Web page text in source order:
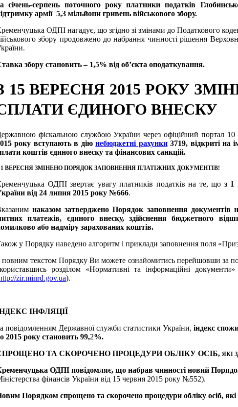
січень-серпень поточного року платники податків
армії 5,3 мільйони гривень військового збору.
ОДПІ нагадує, що згідно зі змінами до Податкового
збору продовжено до набрання чинності рішення
збору становить – 1,5% від об’єкта оподаткування.
15 ВЕРЕСНЯ 2015 РОКУ
ЄДИНОГО ВНЕСКУ
фіскальною службою України через офіційний портал
року вступають в діюнебюджетні рахунки3719, відкриті на
коштів єдиного внеску та фінансових санкцій.
1 ВЕРЕСНЯ ЗМІНЕНО ПОРЯДОК ЗАПОВНЕННЯ ПЛАТІЖНИХ ДОКУМЕНТІВ!
ОДПІ звертає увагу платників податків на те, що з 1
від 24 липня 2015 року №666.
наказом затверджено Порядок заповнення документів
платежів, єдиного внеску, здійснення бюджетного
або надміру зарахованих коштів.
у Порядку наведено алгоритм і приклади заповнення поля
повним текстом Порядку Ви можете ознайомитись перейшовши за
розділом «Нормативні та інформаційні документи»
zir.minrd.gov.ua).
ІНФЛЯЦІЇ
повідомленням Державної служби статистики України, індекс
2015 року становить 99,2%.
ТА СКОРОЧЕНО ПРОЦЕДУРИ ОБЛІКУ ОСІБ, ЯКІ
ОДПІ повідомляє, що набрав чинності новий Порядок
фінансів України від 15 червня 2015 року №552).
Порядком спрощено та скорочено процедури обліку осіб, які